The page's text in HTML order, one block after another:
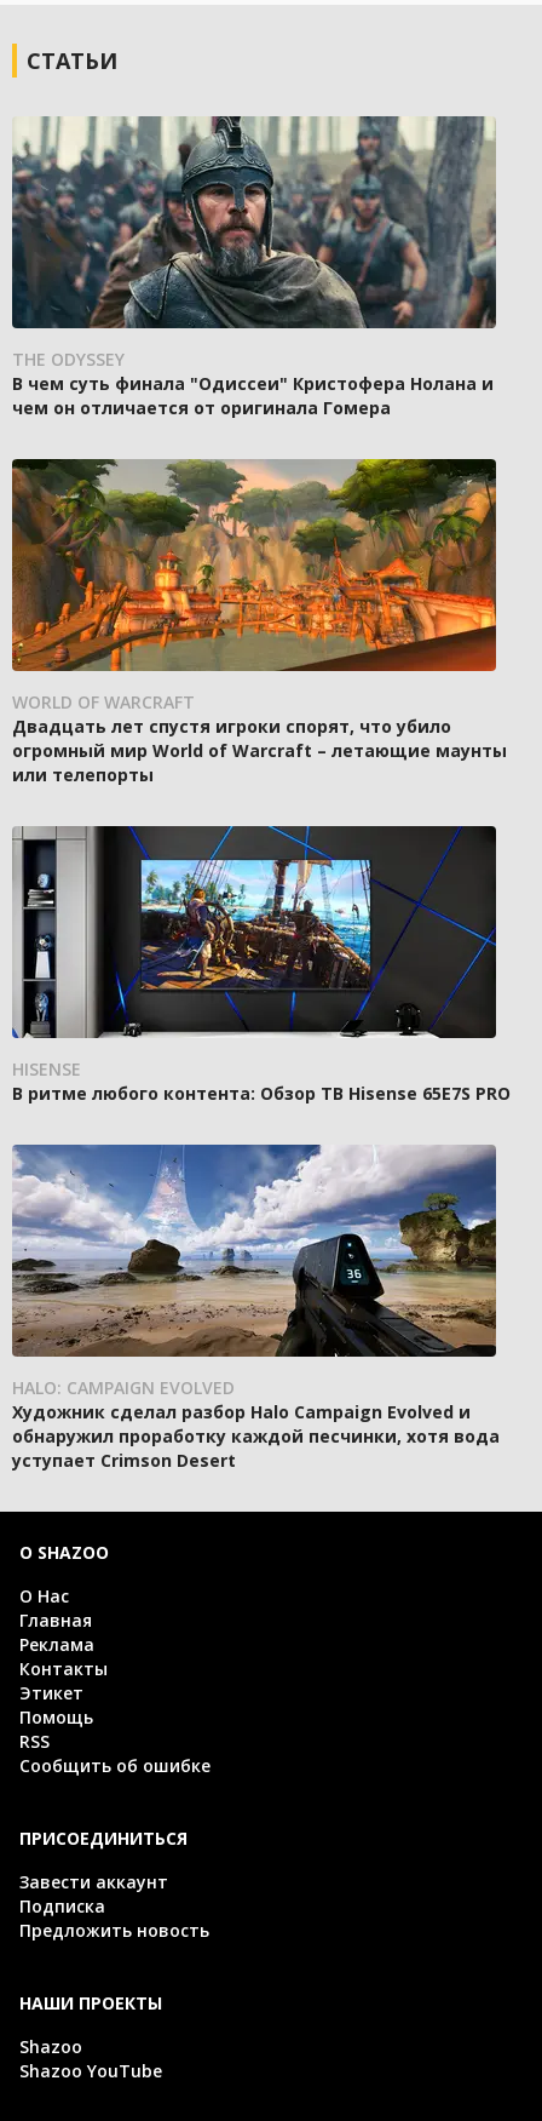
СТАТЬИ
THE ODYSSEY
В чем суть финала "Одиссеи" Кристофера Нолана и
чем он отличается от оригинала Гомера
WORLD OF WARCRAFT
Двадцать лет спустя игроки спорят, что убило
огромный мир World of Warcraft – летающие маунты
или телепорты
HISENSE
В ритме любого контента: Обзор ТВ Hisense 65E7S PRO
HALO: CAMPAIGN EVOLVED
Художник сделал разбор Halo Campaign Evolved и
обнаружил проработку каждой песчинки, хотя вода
уступает Crimson Desert
О SHAZOO
О Нас
Главная
Реклама
Контакты
Этикет
Помощь
RSS
Сообщить об ошибке
ПРИСОЕДИНИТЬСЯ
Завести аккаунт
Подписка
Предложить новость
НАШИ ПРОЕКТЫ
Shazoo
Shazoo YouTube